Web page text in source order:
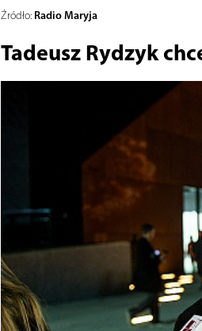
Źródło: Radio Maryja
Tadeusz Rydzyk